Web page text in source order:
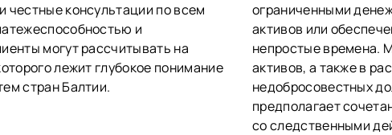
честные консультации по всем
и
могут рассчитывать на
лежит глубокое понимание
стран Балтии.
ограниченными
активов или
непростые времена.
активов, а также в
недобросовестных
предполагает
со следственными